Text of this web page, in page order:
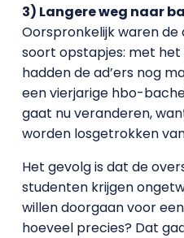
3) Langere weg naar
Oorspronkelijk waren
soort opstapjes: met
hadden de ad’ers nog
een vierjarige hbo-
gaat nu veranderen,
worden losgetrokken
Het gevolg is dat de
studenten krijgen
willen doorgaan voor
hoeveel precies? Dat